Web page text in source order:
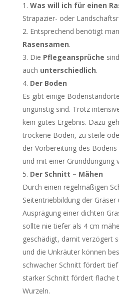
Was will ich für einen
Strapazier- oder
Entsprechend benötigt
Rasensamen.
Die Pflegeansprüche
auch unterschiedlich.
Der Boden
Es gibt einige
ungünstig sind. Trotz
kein gutes Ergebnis. Dazu
trockene Böden, zu steile
der Vorbereitung des
und mit einer Grunddüngung
Der Schnitt – Mähen
Durch einen regelmäßigen
Seitentriebbildung der
Ausprägung einer dichten
sollte nie tiefer als 4 cm
geschädigt, damit verzögert
und die Unkräuter können
schwacher Schnitt fördert
starker Schnitt fördert flache
Wurzeln.